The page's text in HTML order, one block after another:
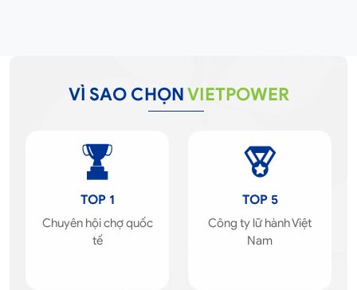
VÌ SAO CHỌNVIETPOWER
TOP 1
Chuyên hội chợ quốc
tế
TOP 5
Công ty lữ hành Việt
Nam